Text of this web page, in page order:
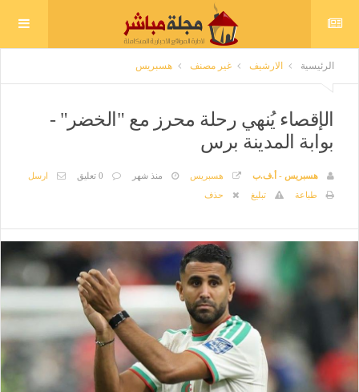
الرئيسية الارشيف غير مصنف هسبريس
الإقصاء يُنهي رحلة محرز مع "الخضر" -
بوابة المدينة برس
هسبريس - أ.ف.ب هسبريس منذ شهر 0 تعليق
ارسل
طباعة
تبليغ حذف